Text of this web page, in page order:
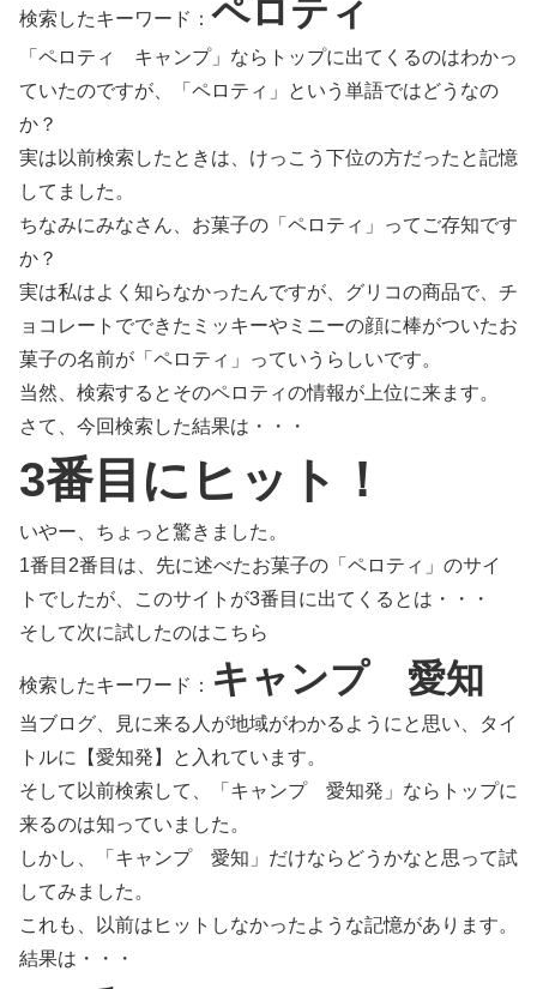
検索したキーワード： ペロティ
「ペロティ キャンプ」ならトップに出てくるのはわかっ
ていたのですが、「ペロティ」という単語ではどうなの
か？
実は以前検索したときは、けっこう下位の方だったと記憶
してました。
ちなみにみなさん、お菓子の「ペロティ」ってご存知です
か？
実は私はよく知らなかったんですが、グリコの商品で、チ
ョコレートでできたミッキーやミニーの顔に棒がついたお
菓子の名前が「ペロティ」っていうらしいです。
当然、検索するとそのペロティの情報が上位に来ます。
さて、今回検索した結果は・・・
3番目にヒット！
いやー、ちょっと驚きました。
1番目2番目は、先に述べたお菓子の「ペロティ」のサイ
トでしたが、このサイトが3番目に出てくるとは・・・
そして次に試したのはこちら
検索したキーワード： キャンプ 愛知
当ブログ、見に来る人が地域がわかるようにと思い、タイ
トルに【愛知発】と入れています。
そして以前検索して、「キャンプ 愛知発」ならトップに
来るのは知っていました。
しかし、「キャンプ 愛知」だけならどうかなと思って試
してみました。
これも、以前はヒットしなかったような記憶があります。
結果は・・・